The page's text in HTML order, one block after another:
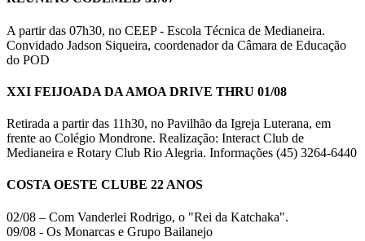
A partir das 07h30, no CEEP - Escola Técnica de Medianeira.
Convidado Jadson Siqueira, coordenador da Câmara de Educação
do POD
XXI FEIJOADA DA AMOA DRIVE THRU 01/08
Retirada a partir das 11h30, no Pavilhão da Igreja Luterana, em
frente ao Colégio Mondrone. Realização: Interact Club de
Medianeira e Rotary Club Rio Alegria. Informações (45) 3264-6440
COSTA OESTE CLUBE 22 ANOS
02/08 – Com Vanderlei Rodrigo, o "Rei da Katchaka".
09/08 - Os Monarcas e Grupo Bailanejo